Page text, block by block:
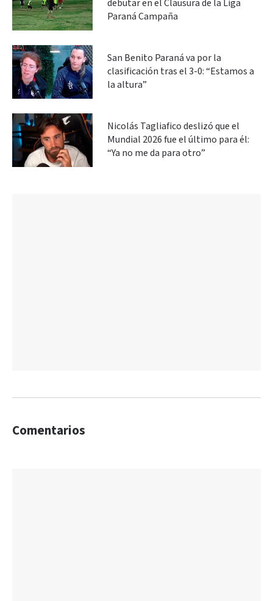
debutar en el Clausura de la Liga
Paraná Campaña
San Benito Paraná va por la
clasificación tras el 3-0: “Estamos a
la altura”
Nicolás Tagliafico deslizó que el
Mundial 2026 fue el último para él:
“Ya no me da para otro”
Comentarios